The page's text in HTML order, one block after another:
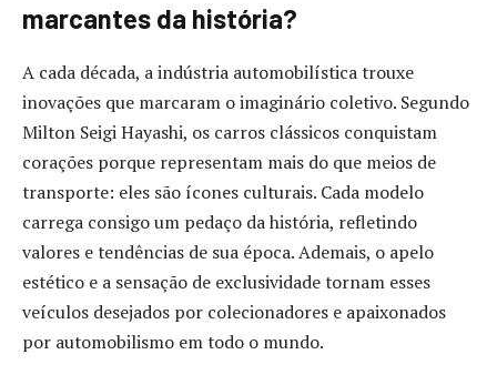
marcantes da história?
A cada década, a indústria automobilística trouxe
inovações que marcaram o imaginário coletivo. Segundo
Milton Seigi Hayashi, os carros clássicos conquistam
corações porque representam mais do que meios de
transporte: eles são ícones culturais. Cada modelo
carrega consigo um pedaço da história, refletindo
valores e tendências de sua época. Ademais, o apelo
estético e a sensação de exclusividade tornam esses
veículos desejados por colecionadores e apaixonados
por automobilismo em todo o mundo.